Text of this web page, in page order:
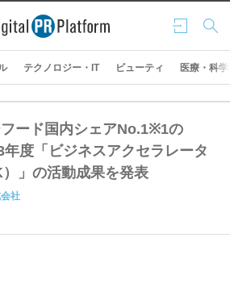
ログ
イン
検索
テクノロジー・IT ビューティ 医療・科学
ード国内シェアNo.1※1の
度「ビジネスアクセラレータ
」の活動成果を発表
社